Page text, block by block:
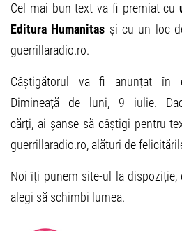
Cel mai bun text va fi premiat cu
Editura Humanitas și cu un loc
guerrillaradio.ro.
Câștigătorul va fi anunțat în
Dimineață de luni, 9 iulie.
cărți, ai șanse să câștigi pentru
guerrillaradio.ro, alături de
Noi îți punem site-ul la dispoziție,
alegi să schimbi lumea.